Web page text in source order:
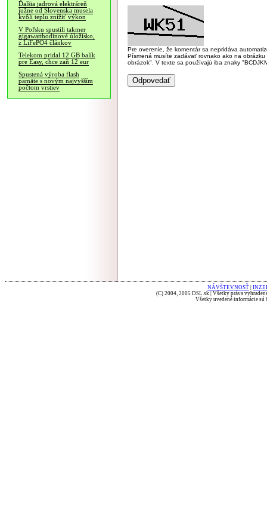
Ďalšia jadrová elektráreň
južne od Slovenska musela
kvôli teplu znížiť výkon
V Poľsku spustili takmer
gigawatthodinové úložisko,
z LiFePO4 článkov
Telekom pridal 12 GB balík
pre Easy, chce zaň 12 eur
Spustená výroba flash
pamäte s novým najvyšším
počtom vrstiev
Pre overenie, že komentár sa nepridáva
Písmená musíte zadávať rovnako ako na
obrázok". V texte sa používajú iba znaky
NÁVŠTEVNOSŤ
(C) 2004, 2005 DSL.sk | Všetky práva
Všetky uvedené informácie sú